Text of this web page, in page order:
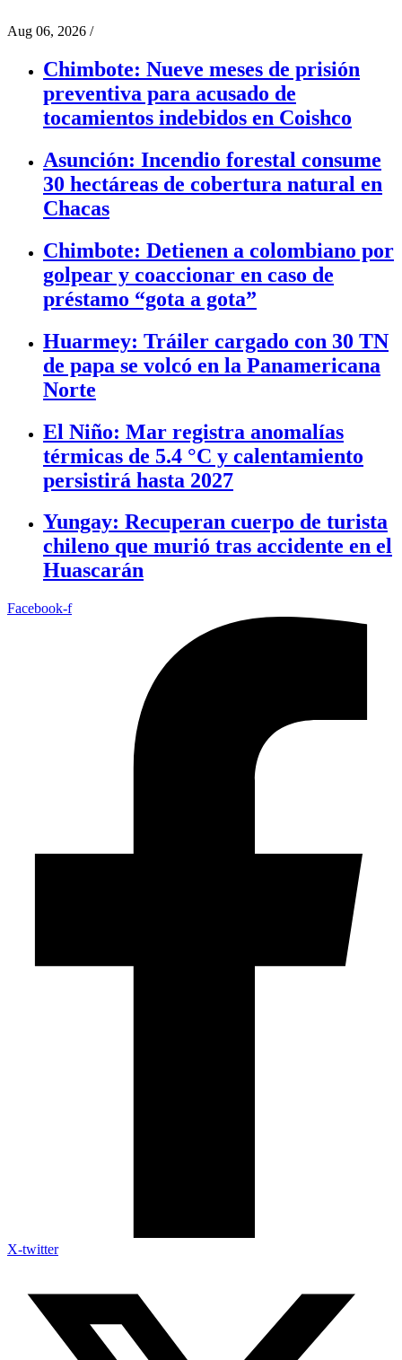
Aug 06, 2026 /
Chimbote: Nueve meses de prisión
preventiva para acusado de
tocamientos indebidos en Coishco
Asunción: Incendio forestal consume
30 hectáreas de cobertura natural en
Chacas
Chimbote: Detienen a colombiano por
golpear y coaccionar en caso de
préstamo “gota a gota”
Huarmey: Tráiler cargado con 30 TN
de papa se volcó en la Panamericana
Norte
El Niño: Mar registra anomalías
térmicas de 5.4 °C y calentamiento
persistirá hasta 2027
Yungay: Recuperan cuerpo de turista
chileno que murió tras accidente en el
Huascarán
Facebook-f
X-twitter